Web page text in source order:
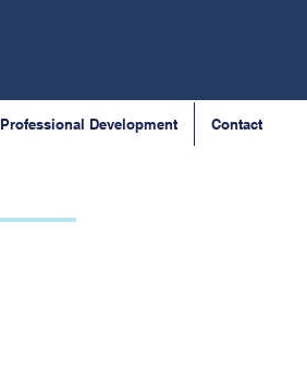
Professional Development Contact